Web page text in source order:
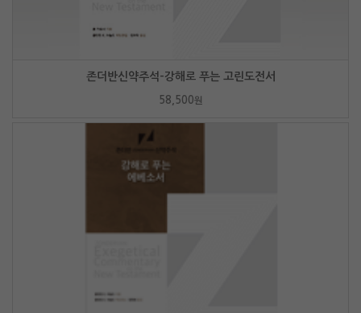
존더반신약주석-강해로 푸는 고린도전서
58,500원